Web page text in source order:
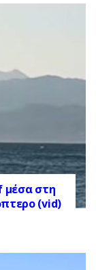
μέσα στη
(vid)